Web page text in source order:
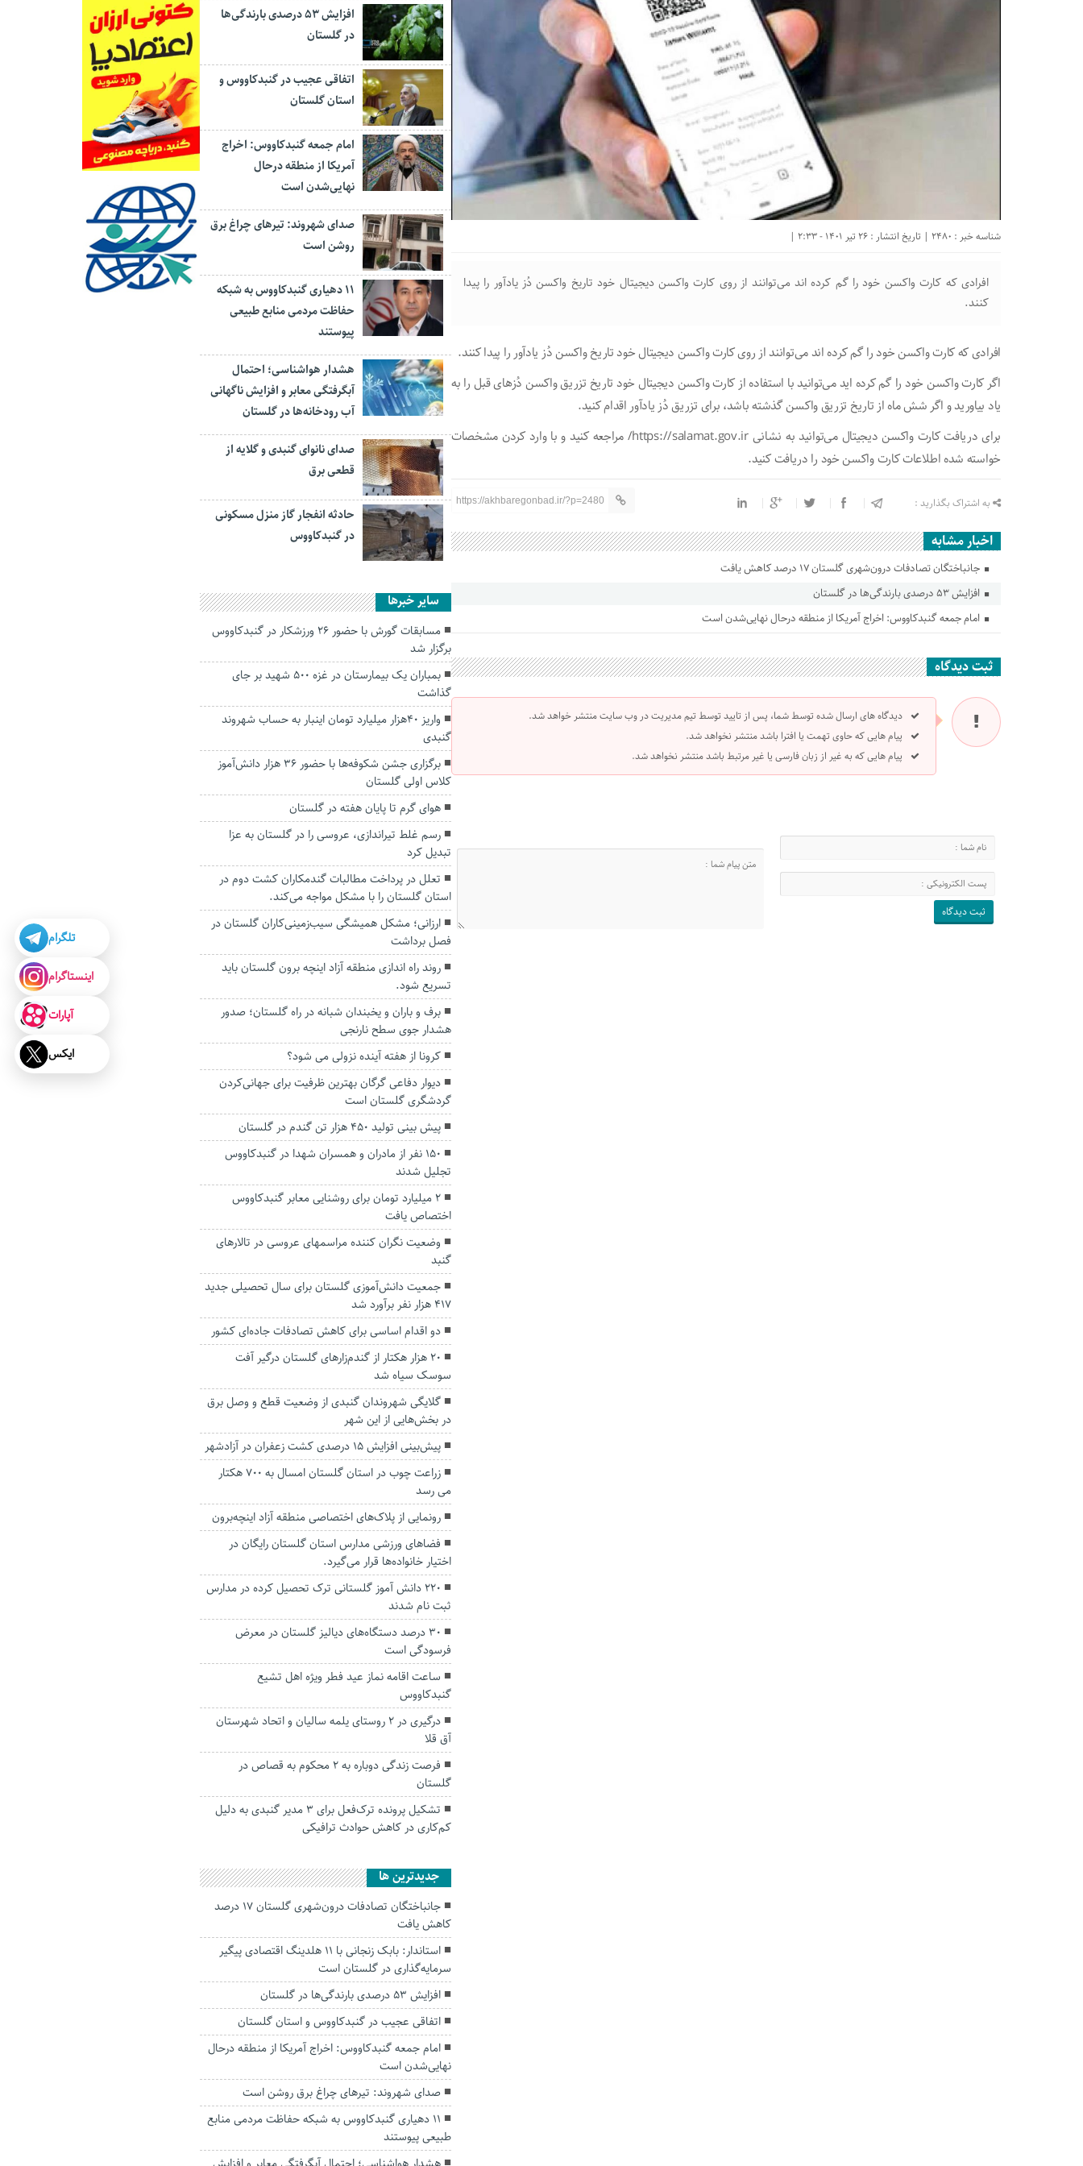
شناسه خبر : 2480 | تاریخ انتشار : 26 تیر 1401 - 2:33 |
افرادی که کارت واکسن خود را گم کرده اند می‌توانند از روی کارت واکسن دیجیتال خود تاریخ واکسن دُز یادآور را پیدا
کنند.
افرادی که کارت واکسن خود را گم کرده اند می‌توانند از روی کارت واکسن دیجیتال خود تاریخ واکسن دُز یادآور را پیدا کنند.
اگر کارت واکسن خود را گم کرده اید می‌توانید با استفاده از کارت واکسن دیجیتال خود تاریخ تزریق واکسن دُزهای قبل را به
یاد بیاورید و اگر شش ماه از تاریخ تزریق واکسن گذشته باشد، برای تزریق دُز یادآور اقدام کنید.
برای دریافت کارت واکسن دیجیتال می‌توانید به نشانی https://salamat.gov.ir/ مراجعه کنید و با وارد کردن مشخصات
خواسته شده اطلاعات کارت واکسن خود را دریافت کنید.
به اشتراک بگذارید : https://akhbaregonbad.ir/?p=2480
اخبار مشابه
جانباختگان تصادفات درون‌شهری گلستان ۱۷ درصد کاهش یافت
افزایش ۵۳ درصدی بارندگی‌ها در گلستان
امام جمعه گنبدکاووس: اخراج آمریکا از منطقه درحال نهایی‌شدن است
ثبت دیدگاه
دیدگاه های ارسال شده توسط شما، پس از تایید توسط تیم مدیریت در وب سایت منتشر خواهد شد.
پیام هایی که حاوی تهمت یا افترا باشد منتشر نخواهد شد.
پیام هایی که به غیر از زبان فارسی یا غیر مرتبط باشد منتشر نخواهد شد.
افزایش ۵۳ درصدی بارندگی‌ها
در گلستان
اتفاقی عجیب در‌ گنبدکاووس و
استان گلستان
امام جمعه گنبدکاووس: اخراج
آمریکا از منطقه درحال
نهایی‌شدن است
صدای شهروند: تیرهای چراغ برق
روشن است
۱۱ دهیاری گنبدکاووس به شبکه
حفاظت مردمی منابع طبیعی
پیوستند
هشدار هواشناسی؛ احتمال
آبگرفتگی معابر و افزایش ناگهانی
آب رودخانه‌ها در گلستان
صدای نانوای گنبدی و گلایه از
قطعی برق
حادثه انفجار گاز منزل مسکونی
در گنبدکاووس
سایر خبرها
مسابقات گورش با حضور ۲۶ ورزشکار در گنبدکاووس
برگزار شد
بمباران یک بیمارستان در غزه ۵۰۰ شهید بر جای
گذاشت
واریز 40هزار میلیارد تومان اینبار به حساب شهروند
گنبدی
برگزاری جشن شکوفه‌ها با حضور ۳۶ هزار دانش‌آموز
کلاس اولی گلستان
هوای گرم تا پایان هفته در گلستان
رسم غلط تیراندازی، عروسی را در گلستان به عزا
تبدیل کرد
تعلل در پرداخت مطالبات گندمکاران کشت دوم در
استان گلستان را با مشکل مواجه می‌کند.
ارزانی؛ مشکل همیشگی سیب‌زمینی‌کاران گلستان در
فصل برداشت
روند راه اندازی منطقه آزاد اینچه برون گلستان باید
تسریع شود.
برف و باران و یخبندان شبانه در راه گلستان؛ صدور
هشدار جوی سطح نارنجی
کرونا از هفته آینده نزولی می شود؟
دیوار دفاعی گرگان بهترین ظرفیت برای جهانی‌کردن
گردشگری گلستان است
پیش بینی تولید ۴۵۰ هزار تن گندم در گلستان
۱۵۰ نفر از مادران و همسران شهدا در گنبدکاووس
تجلیل شدند
۲ میلیارد تومان برای روشنایی معابر گنبدکاووس
اختصاص یافت
وضعیت نگران کننده مراسمهای عروسی در تالارهای
گنبد
جمعیت دانش‌آموزی گلستان برای سال تحصیلی جدید
۴۱۷ هزار نفر برآورد شد
دو اقدام اساسی برای کاهش تصادفات جاده‌ای کشور
۲۰ هزار هکتار از گندم‌زارهای گلستان درگیر آفت
سوسک سیاه شد
گلایگی شهروندان گنبدی از وضعیت قطع و وصل برق
در بخش‌هایی از این شهر
پیش‌بینی افزایش ۱۵ درصدی کشت زعفران در آزادشهر
زراعت چوب در استان گلستان امسال به ۷۰۰ هکتار
می رسد
رونمایی از پلاک‌های اختصاصی منطقه آزاد اینچه‌برون
فضاهای ورزشی مدارس استان گلستان رایگان در
اختیار خانواده‌ها قرار می‌گیرد.
۲۲۰ دانش آموز گلستانی ترک تحصیل کرده در مدارس
ثبت نام شدند
۳۰ درصد دستگاه‌های دیالیز گلستان در معرض
فرسودگی است
ساعت اقامه‌ نماز‌ عید فطر ویژه اهل تشیع
گنبدکاووس
درگیری در ۲ روستای یلمه سالیان و اتحاد شهرستان
آق قلا
فرصت زندگی دوباره به ۲ محکوم به قصاص در
گلستان
تشکیل پرونده ترک‌فعل برای ۳ مدیر گنبدی به دلیل
کم‌کاری در کاهش حوادث ترافیکی
جديدترين ها
جانباختگان تصادفات درون‌شهری گلستان ۱۷ درصد
کاهش یافت
استاندار: بابک زنجانی با ۱۱ هلدینگ اقتصادی پیگیر
سرمایه‌گذاری در گلستان است
افزایش ۵۳ درصدی بارندگی‌ها در گلستان
اتفاقی عجیب در‌ گنبدکاووس و استان گلستان
امام جمعه گنبدکاووس: اخراج آمریکا از منطقه درحال
نهایی‌شدن است
صدای شهروند: تیرهای چراغ برق روشن است
۱۱ دهیاری گنبدکاووس به شبکه حفاظت مردمی منابع
طبیعی پیوستند
تلگرام
اینستاگرام
آپارات
ایکس